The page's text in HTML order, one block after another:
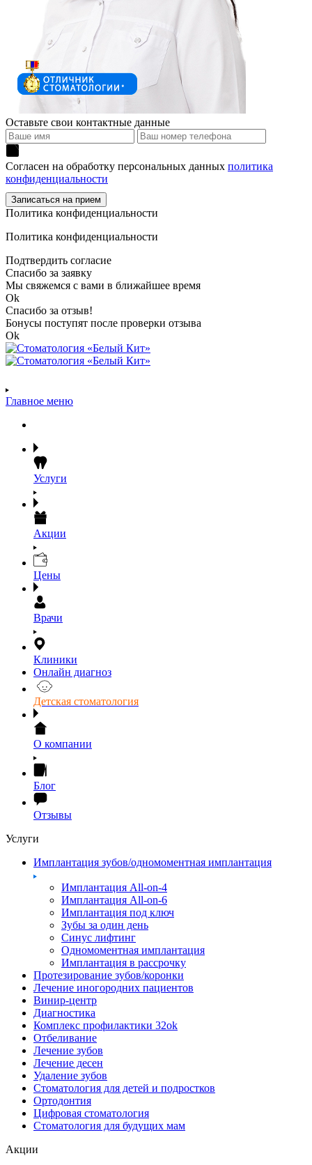
Оставьте свои контактные данные
Согласен на обработку персональных данных политика
конфиденциальности
Политика конфиденциальности
Политика конфиденциальности
Подтвердить согласие
Спасибо за заявку
Мы свяжемся с вами в ближайшее время
Ok
Спасибо за отзыв!
Бонусы поступят после проверки отзыва
Ok
Главное меню
Услуги
Акции
Цены
Врачи
Клиники
Онлайн диагноз
Детская стоматология
О компании
Блог
Отзывы
Услуги
Имплантация зубов/одномоментная имплантация
Имплантация All-on-4
Имплантация All-on-6
Имплантация под ключ
Зубы за один день
Синус лифтинг
Одномоментная имплантация
Имплантация в рассрочку
Протезирование зубов/коронки
Лечение иногородних пациентов
Винир-центр
Диагностика
Комплекс профилактики 32ok
Отбеливание
Лечение зубов
Лечение десен
Удаление зубов
Стоматология для детей и подростков
Ортодонтия
Цифровая стоматология
Стоматология для будущих мам
Акции